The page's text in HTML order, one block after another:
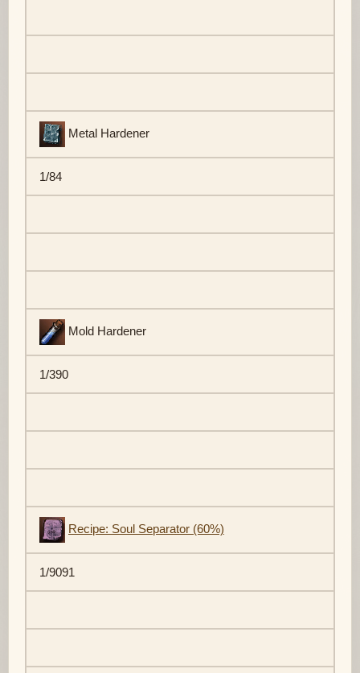
Metal Hardener
1/84
Mold Hardener
1/390
Recipe: Soul Separator (60%)
1/9091